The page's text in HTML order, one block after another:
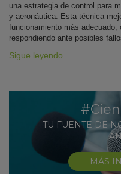
una estrategia de control para
y aeronáutica. Esta técnica
funcionamiento más
respondiendo ante posibles
Sigue leyendo
TU FUENTE DE
MÁS